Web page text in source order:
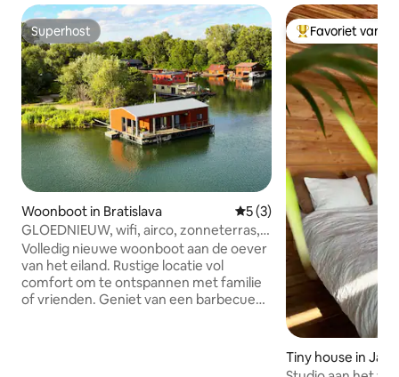
Superhost
Superhost
Woonboot in Bratislava Gemiddelde beoordeling
5 (3)
GLOEDNIEUW, wifi, airco, zonneterras,
breed uitzicht, barbecue
Volledig nieuwe woonboot aan de oever
van het eiland. Rustige locatie vol
comfort om te ontspannen met familie
of vrienden. Geniet van een barbecue
Topfavoriet van
Favoriet van
Tiny house in